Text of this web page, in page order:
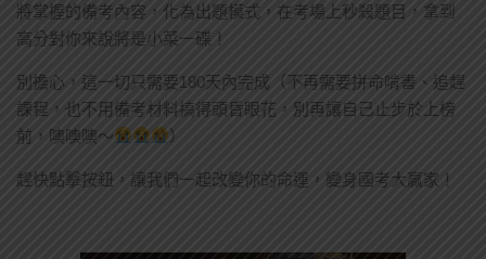
將掌握的備考內容，化為出題模式，在考場上秒殺題目，拿到
高分對你來說將是小菜一碟！
別擔心，這一切只需要180天內完成（不再需要拼命啃書、追趕
課程，也不用備考材料搞得頭昏眼花，別再讓自己止步於上榜
前，噢噢噢～
）
趕快點擊按鈕，讓我們一起改變你的命運，變身國考大贏家！